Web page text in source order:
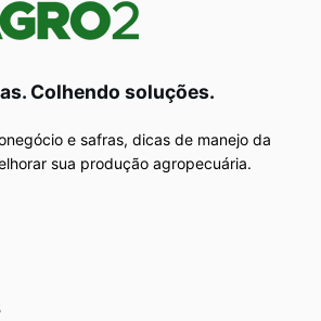
Colhendo soluções.
e safras, dicas de manejo da
sua produção agropecuária.